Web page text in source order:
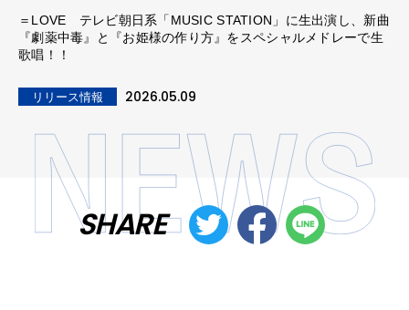
＝LOVE テレビ朝日系「MUSIC STATION」に生出演し、新曲
『劇薬中毒』と『お姫様の作り方』をスペシャルメドレーで生
歌唱！！
リリース情報 2026.05.09
SHARE